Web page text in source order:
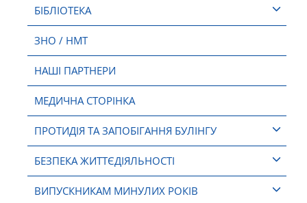
БІБЛІОТЕКА
ЗНО / НМТ
НАШІ ПАРТНЕРИ
МЕДИЧНА СТОРІНКА
ПРОТИДІЯ ТА ЗАПОБІГАННЯ БУЛІНГУ
БЕЗПЕКА ЖИТТЄДІЯЛЬНОСТІ
ВИПУСКНИКАМ МИНУЛИХ РОКІВ